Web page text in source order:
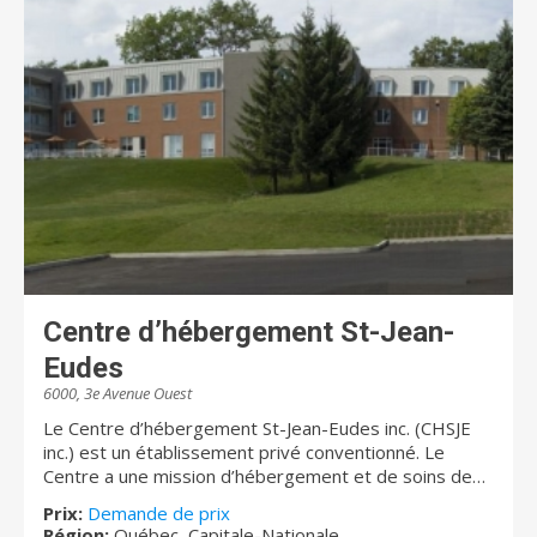
Centre d’hébergement St-Jean-
Eudes
6000, 3e Avenue Ouest
Le Centre d’hébergement St-Jean-Eudes inc. (CHSJE
inc.) est un établissement privé conventionné. Le
Centre a une mission d’hébergement et de soins de
milieu de vie où la personne, malgré une certaine
Prix: Demande de prix